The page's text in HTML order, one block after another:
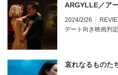
ARGYLLE／ア
2024/2/26
デート向き映画判定
哀れなるものた